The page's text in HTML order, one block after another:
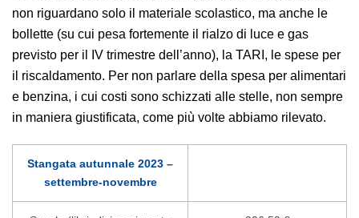
non riguardano solo il materiale scolastico, ma anche le
bollette (su cui pesa fortemente il rialzo di luce e gas
previsto per il IV trimestre dell’anno), la TARI, le spese per
il riscaldamento. Per non parlare della spesa per alimentari
e benzina, i cui costi sono schizzati alle stelle, non sempre
in maniera giustificata, come più volte abbiamo rilevato.
Stangata autunnale 2023 –
settembre-novembre